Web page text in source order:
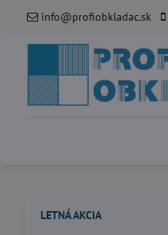
info@profiobkladac.sk
LETNÁ AKCIA